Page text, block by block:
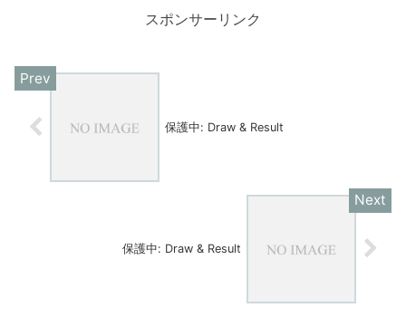
スポンサーリンク
保護中: Draw & Result
保護中: Draw & Result